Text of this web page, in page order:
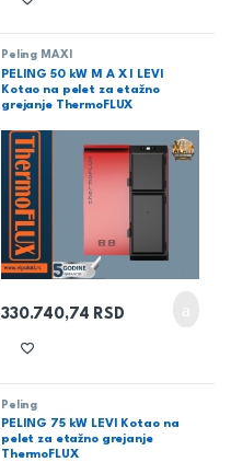
Peling MAXI
PELING 50 kW M A X I LEVI
Kotao na pelet za etažno
grejanje ThermoFLUX
330.740,74 RSD
Peling
PELING 75 kW LEVI Kotao na
pelet za etažno grejanje
ThermoFLUX